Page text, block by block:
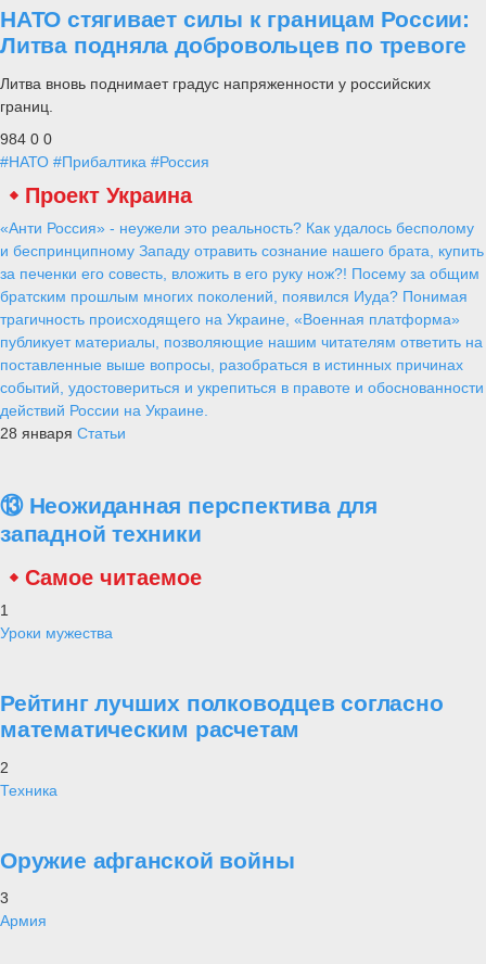
НАТО стягивает силы к границам России:
Литва подняла добровольцев по тревоге
Литва вновь поднимает градус напряженности у российских
границ.
984 0 0
#НАТО #Прибалтика #Россия
Проект Украина
«Анти Россия» - неужели это реальность? Как удалось бесполому
и беспринципному Западу отравить сознание нашего брата, купить
за печенки его совесть, вложить в его руку нож?! Посему за общим
братским прошлым многих поколений, появился Иуда? Понимая
трагичность происходящего на Украине, «Военная платформа»
публикует материалы, позволяющие нашим читателям ответить на
поставленные выше вопросы, разобраться в истинных причинах
событий, удостовериться и укрепиться в правоте и обоснованности
действий России на Украине.
28 января Статьи
⑬ Неожиданная перспектива для
западной техники
Самое читаемое
1
Уроки мужества
Рейтинг лучших полководцев согласно
математическим расчетам
2
Техника
Оружие афганской войны
3
Армия